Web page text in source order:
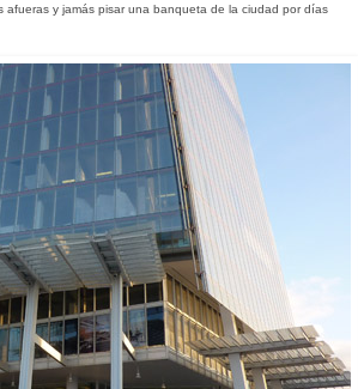
y jamás pisar una banqueta de la ciudad por días